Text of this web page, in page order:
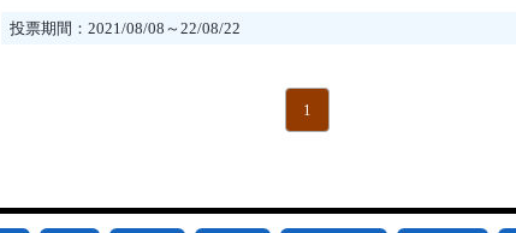
投票期間：2021/08/08～22/08/22
1